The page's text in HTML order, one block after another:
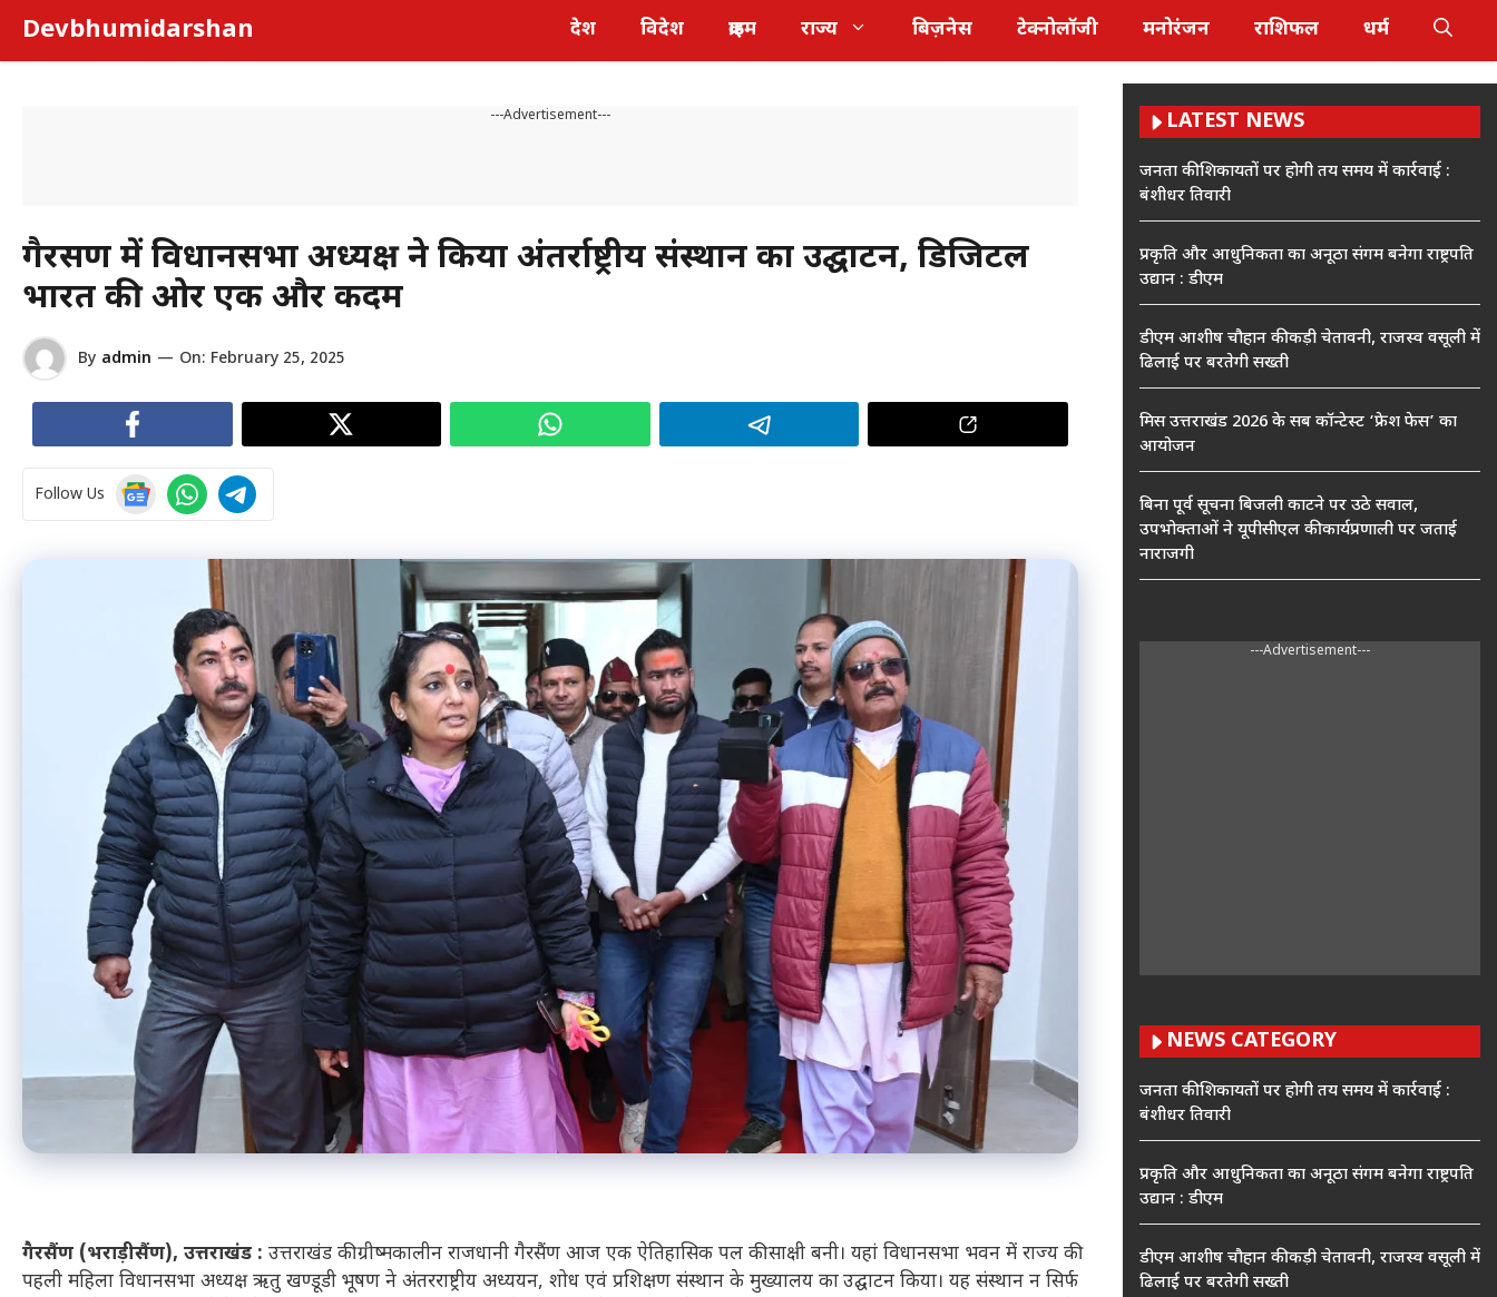
content
Devbhumidarshan देश विदेश क्राइम राज्य बिज़नेस टेक्नोलॉजी मनोरंजन राशिफल धर्म
---Advertisement---
गैरसैंण में विधानसभा अध्यक्ष ने किया अंतर्राष्ट्रीय संस्थान का उद्घाटन, डिजिटल
भारत की ओर एक और कदम
By admin — On: February 25, 2025
Follow Us
गैरसैंण (भराड़ीसैंण), उत्तराखंड : उत्तराखंड की ग्रीष्मकालीन राजधानी गैरसैंण आज एक ऐतिहासिक पल की साक्षी बनी। यहां विधानसभा भवन में राज्य की
पहली महिला विधानसभा अध्यक्ष ऋतु खण्डूडी भूषण ने अंतरराष्ट्रीय अध्ययन, शोध एवं प्रशिक्षण संस्थान के मुख्यालय का उद्घाटन किया। यह संस्थान न सिर्फ
LATEST NEWS
जनता की शिकायतों पर होगी तय समय में कार्रवाई :
बंशीधर तिवारी
प्रकृति और आधुनिकता का अनूठा संगम बनेगा राष्ट्रपति
उद्यान : डीएम
डीएम आशीष चौहान की कड़ी चेतावनी, राजस्व वसूली में
ढिलाई पर बरतेगी सख्ती
मिस उत्तराखंड 2026 के सब कॉन्टेस्ट ‘फ्रेश फेस’ का
आयोजन
बिना पूर्व सूचना बिजली काटने पर उठे सवाल,
उपभोक्ताओं ने यूपीसीएल की कार्यप्रणाली पर जताई
नाराजगी
---Advertisement---
NEWS CATEGORY
जनता की शिकायतों पर होगी तय समय में कार्रवाई :
बंशीधर तिवारी
प्रकृति और आधुनिकता का अनूठा संगम बनेगा राष्ट्रपति
उद्यान : डीएम
डीएम आशीष चौहान की कड़ी चेतावनी, राजस्व वसूली में
ढिलाई पर बरतेगी सख्ती